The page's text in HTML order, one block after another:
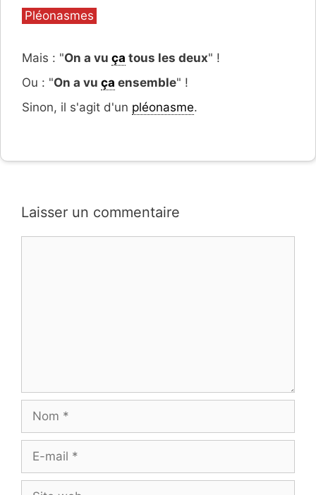
Catégories
Pléonasmes
Mais : "On a vu ça tous les deux" !
Ou : "On a vu ça ensemble" !
Sinon, il s'agit d'un pléonasme.
Laisser un commentaire
mail